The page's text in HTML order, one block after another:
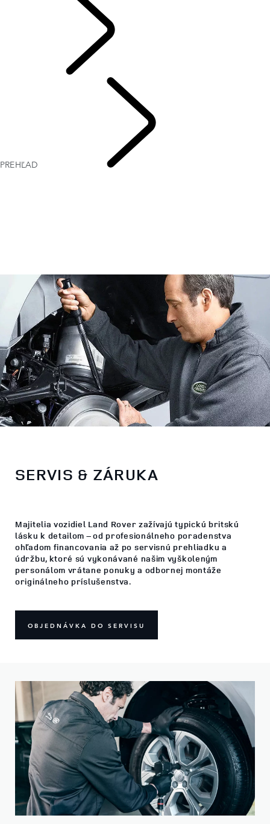
PREHĽAD
SERVIS & ZÁRUKA
Majitelia vozidiel Land Rover zažívajú typickú britskú
lásku k detailom – od profesionálneho poradenstva
ohľadom financovania až po servisnú prehliadku a
údržbu, ktoré sú vykonávané našim vyškoleným
personálom vrátane ponuky a odbornej montáže
originálneho príslušenstva.
OBJEDNÁVKA DO SERVISU